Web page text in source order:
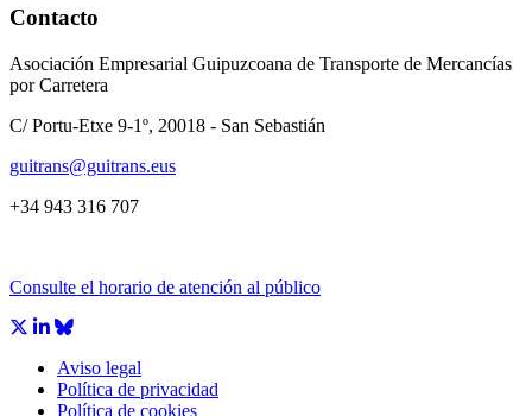
Contacto
Asociación Empresarial Guipuzcoana de Transporte de Mercancías
por Carretera
C/ Portu-Etxe 9-1º, 20018 - San Sebastián
guitrans@guitrans.eus
+34 943 316 707
Consulte el horario de atención al público
Aviso legal
Política de privacidad
Política de cookies